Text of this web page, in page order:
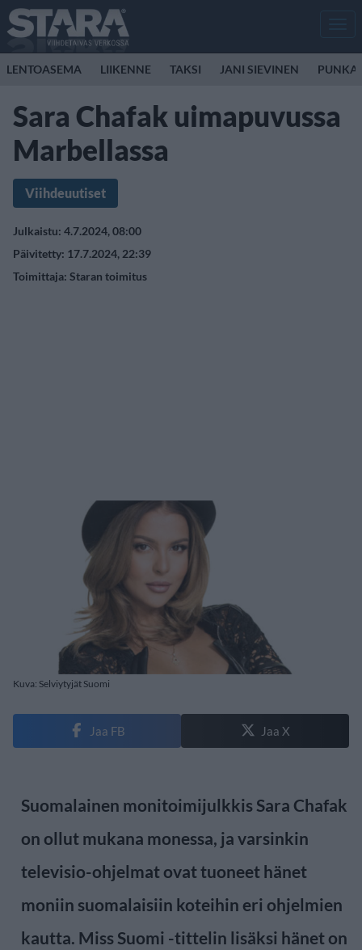
LENTOASEMA LIIKENNE TAKSI JANI SIEVINEN
Sara Chafak uimapuvussa
Marbellassa
Viihdeuutiset
Julkaistu: 4.7.2024, 08:00
Päivitetty: 17.7.2024, 22:39
Toimittaja: Staran toimitus
Kuva: Selviytyjät Suomi
Jaa FB Jaa X
Suomalainen monitoimijulkkis Sara Chafak
on ollut mukana monessa, ja varsinkin
televisio-ohjelmat ovat tuoneet hänet
moniin suomalaisiin koteihin eri ohjelmien
kautta. Miss Suomi -tittelin lisäksi hänet on